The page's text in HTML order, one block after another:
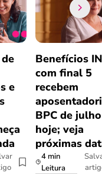
e
Benefícios
com final 5
recebem
BPC de julho
hoje; veja
próximas
4 min
Leitura